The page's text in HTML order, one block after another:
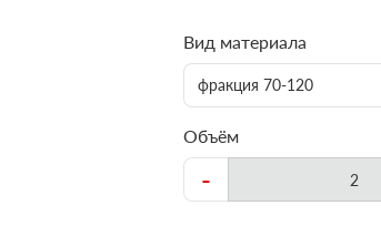
Вид материала
фракция 70-120
Объём
-